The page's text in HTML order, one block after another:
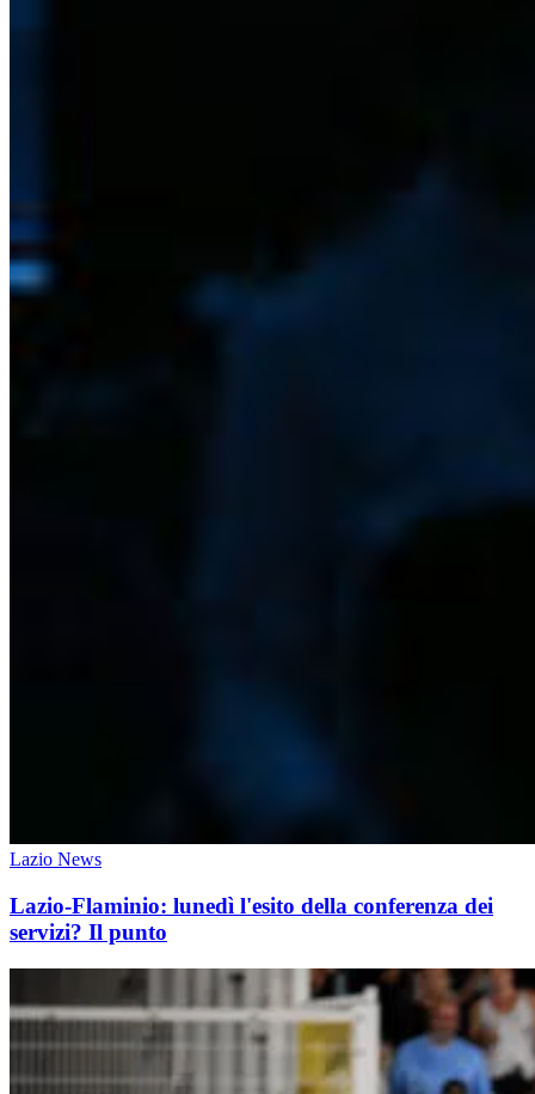
Lazio News
Lazio-Flaminio: lunedì l'esito della conferenza dei
servizi? Il punto